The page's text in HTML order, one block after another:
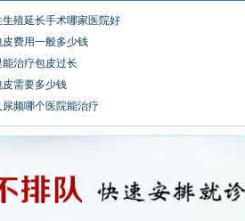
生殖延长手术哪家医院好
皮费用一般多少钱
治疗包皮过长
皮需要多少钱
频哪个医院能治疗